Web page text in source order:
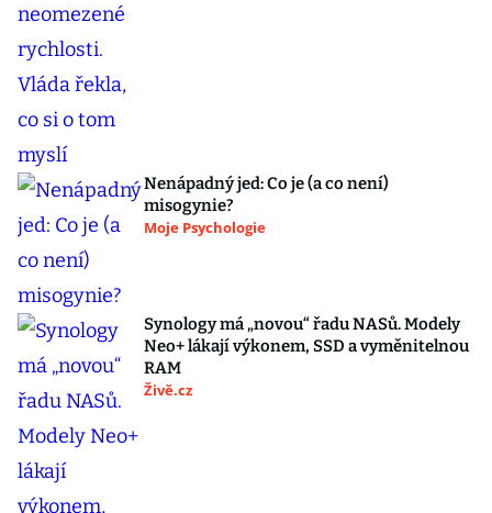
Nenápadný jed: Co je (a co není)
misogynie?
Moje Psychologie
Synology má „novou“ řadu NASů. Modely
Neo+ lákají výkonem, SSD a vyměnitelnou
RAM
Živě.cz